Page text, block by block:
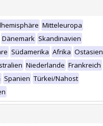
Mitteleuropa
Dänemark Skandinavien
Südamerika Afrika Ostasien
Niederlande Frankreich
Spanien Türkei/Nahost